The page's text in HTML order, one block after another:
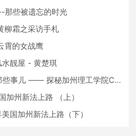
那些被遗忘的时光
柳霜之采访手札
霄的女战鹰
水靓屋 - 黄楚琪
儿 —— 探秘加州理工学院Caltech博士生活 [上集]
加州新法上路 （上）
国加州新法上路（下）